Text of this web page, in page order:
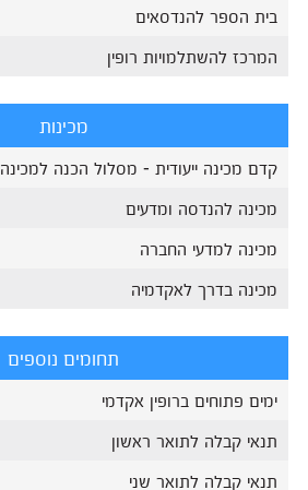
בית הספר להנדסאים
המרכז להשתלמויות רופין
מכינות
קדם מכינה ייעודית - מסלול הכנה למכינה
מכינה להנדסה ומדעים
מכינה למדעי החברה
מכינה בדרך לאקדמיה
תחומים נוספים
ימים פתוחים ברופין אקדמי
תנאי קבלה לתואר ראשון
תנאי קבלה לתואר שני